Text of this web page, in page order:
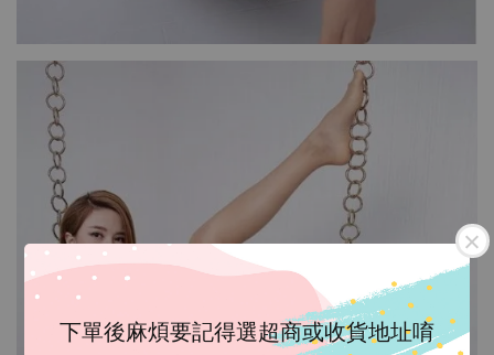
下單後麻煩要記得選超商或收貨地址唷